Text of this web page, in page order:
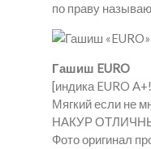
по праву
Гашиш EURO
[индика EURO
Мягкий если не
НАКУР
Фото оригинал